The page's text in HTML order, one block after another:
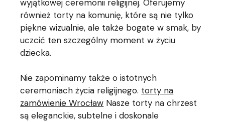
wyjątkowej ceremonii religijnej. Oferujemy
również torty na komunię, które są nie tylko
piękne wizualnie, ale także bogate w smak, by
uczcić ten szczególny moment w życiu
dziecka.
Nie zapominamy także o istotnych
ceremoniach życia religijnego. torty na
zamówienie Wrocław Nasze torty na chrzest
są eleganckie, subtelne i doskonale